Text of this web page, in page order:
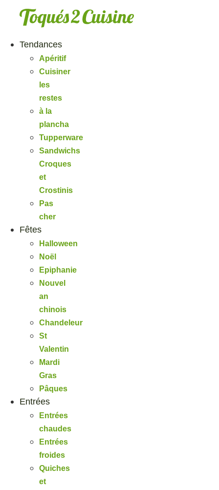
Tendances
Apéritif
Cuisiner
les
restes
à la
plancha
Tupperware
Sandwichs
Croques
et
Crostinis
Pas
cher
Fêtes
Halloween
Noël
Epiphanie
Nouvel
an
chinois
Chandeleur
St
Valentin
Mardi
Gras
Pâques
Entrées
Entrées
chaudes
Entrées
froides
Quiches
et